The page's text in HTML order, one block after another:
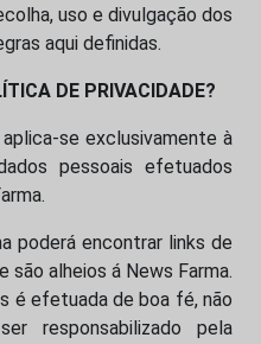
uso e divulgação dos
aqui definidas.
DE PRIVACIDADE?
se exclusivamente à
pessoais efetuados
poderá encontrar links de
alheios á News Farma.
é efetuada de boa fé, não
responsabilizado pela